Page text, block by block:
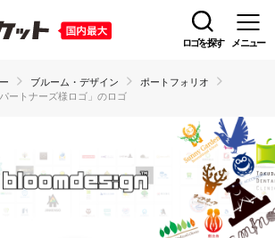
ロゴを探す メニュー
ブルーム・デザイン
ポートフォリオ
ートナーズ様ロゴ」のロゴ